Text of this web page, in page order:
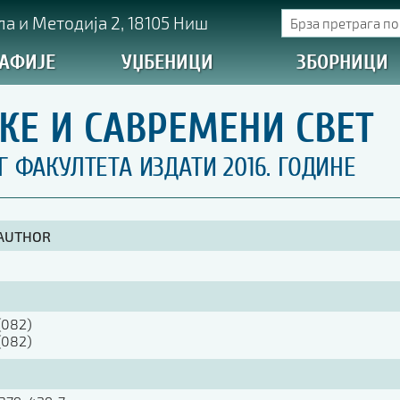
и Методија 2, 18105 Ниш
УЏБЕНИЦИ ЗБОРНИЦИ
И САВРЕМЕНИ СВЕТ
ИЗДАТИ 2016. ГОДИНЕ